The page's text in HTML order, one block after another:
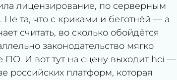
лицензирование, по серверным
Не та, что с криками и беготнёй — а
считать, во сколько обойдётся
законодательство мягко
ПО. И вот тут на сцену выходит hci —
российских платформ, которая